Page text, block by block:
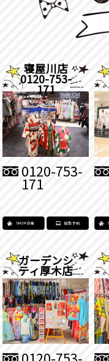
寝屋川店
0120-753-
171
0120-753-
171
ガーデンシ
ティ厚木店